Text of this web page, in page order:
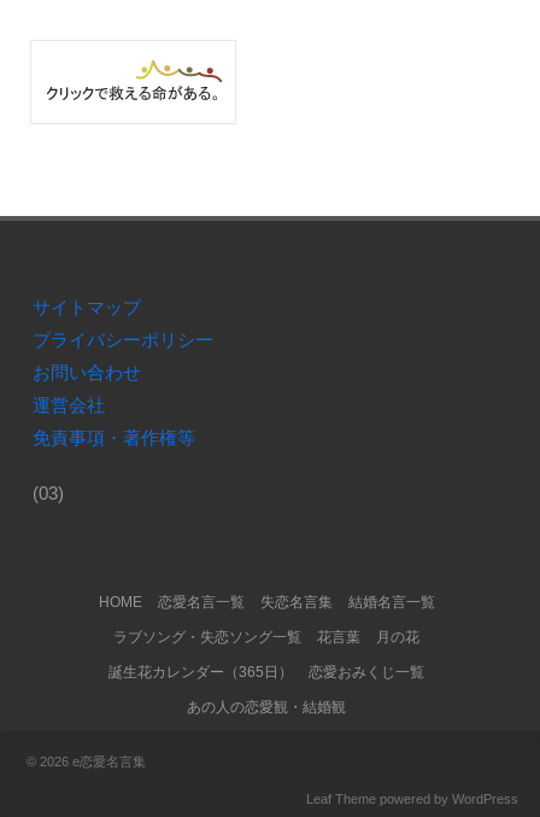
サイトマップ
プライバシーポリシー
お問い合わせ
運営会社
免責事項・著作権等
(03)
Footer MenuHOME 恋愛名言一覧 失恋名言集 結婚名言一覧
ラブソング・失恋ソング一覧 花言葉 月の花
誕生花カレンダー（365日） 恋愛おみくじ一覧
あの人の恋愛観・結婚観
© 2026 e恋愛名言集
Leaf Theme powered by WordPress